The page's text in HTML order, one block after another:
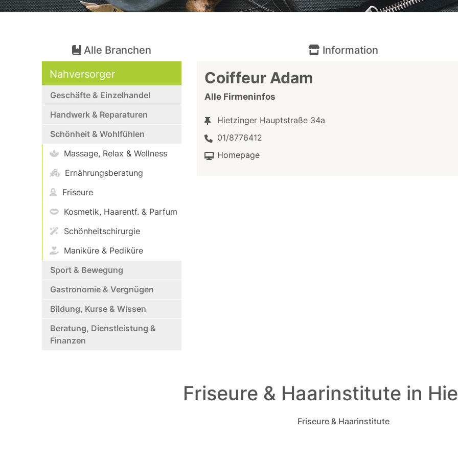
Alle Branchen Information
Nahversorger
Geschäfte & Einzelhandel
Handwerk & Reparaturen
Schönheit & Wohlfühlen
Massage, Relax & Wellness
Ernährungsberatung
Friseure
Kosmetik, Haarentf. & Parfum
Schönheitschirurgie
Maniküre & Pediküre
Sport & Bewegung
Gastronomie & Vergnügen
Bildung, Kurse & Wissen
Beratung, Dienstleistung &
Finanzen
Coiffeur Adam
Alle Firmeninfos
Hietzinger Hauptstraße 34a
01/8776412
Homepage
Friseure & Haarinstitute in
Friseure & Haarinstitute